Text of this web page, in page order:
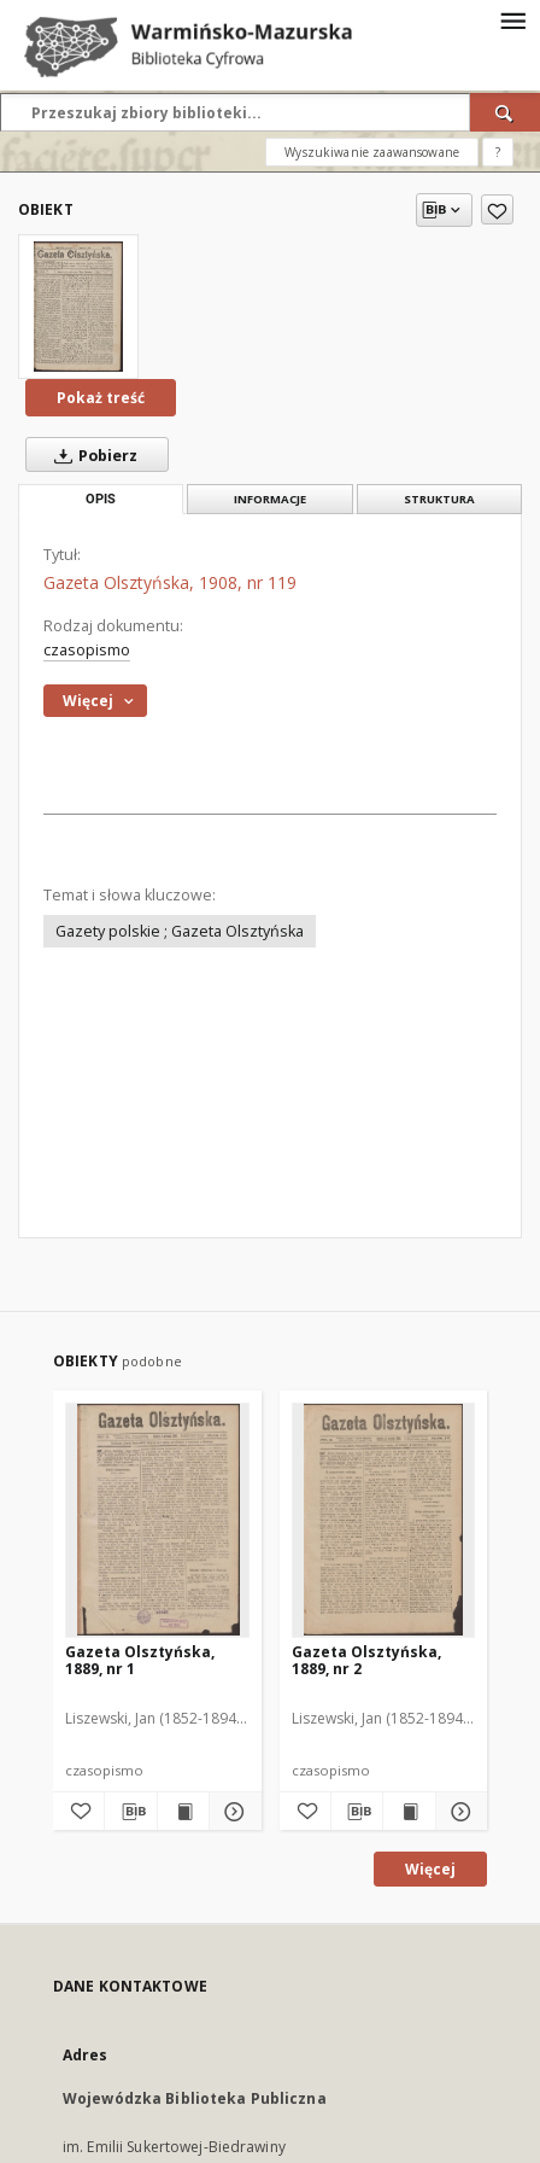
Wyszukiwanie zaawansowane ?
OBIEKT
Pokaż treść
Pobierz
OPIS INFORMACJE STRUKTURA
Tytuł:
Gazeta Olsztyńska, 1908, nr 119
Rodzaj dokumentu:
czasopismo
Więcej
Temat i słowa kluczowe:
Gazety polskie ; Gazeta Olsztyńska
OBIEKTY podobne
Gazeta Olsztyńska,
1889, nr 1
Liszewski, Jan (1852-1894). Red.
czasopismo
Gazeta Olsztyńska,
1889, nr 2
Liszewski, Jan (1852-1894). Red.
czasopismo
Więcej
DANE KONTAKTOWE
Adres
Wojewódzka Biblioteka Publiczna
im. Emilii Sukertowej-Biedrawiny